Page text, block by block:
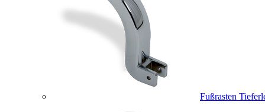
Fußrasten